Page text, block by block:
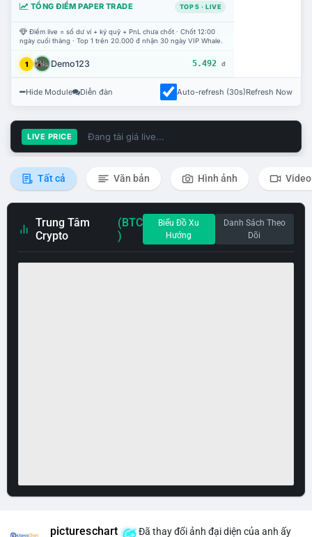
TỔNG ĐIỂM PAPER TRADE TOP 5 · LIVE
Điểm live = số dư ví + ký quỹ + PnL chưa chốt · Chốt 12:00
ngày cuối tháng · Top 1 trên 20.000 đ nhận 30 ngày VIP Whale.
1 Demo123 5.492 đ
Hide Module Diễn đàn Auto-refresh (30s)Refresh Now
LIVE PRICE Đang tải giá live...
Tất cả Văn bản Hình ảnh Video
Trung Tâm
Crypto
(BTC
)
Biểu Đồ Xu
Hướng
Danh Sách Theo
Dõi
pictureschart Đã thay đổi ảnh đại diện của anh ấy